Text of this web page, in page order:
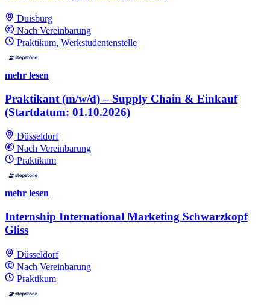
Duisburg
Nach Vereinbarung
Praktikum, Werkstudentenstelle
mehr lesen
Praktikant (m/w/d) – Supply Chain & Einkauf
(Startdatum: 01.10.2026)
Düsseldorf
Nach Vereinbarung
Praktikum
mehr lesen
Internship International Marketing Schwarzkopf
Gliss
Düsseldorf
Nach Vereinbarung
Praktikum